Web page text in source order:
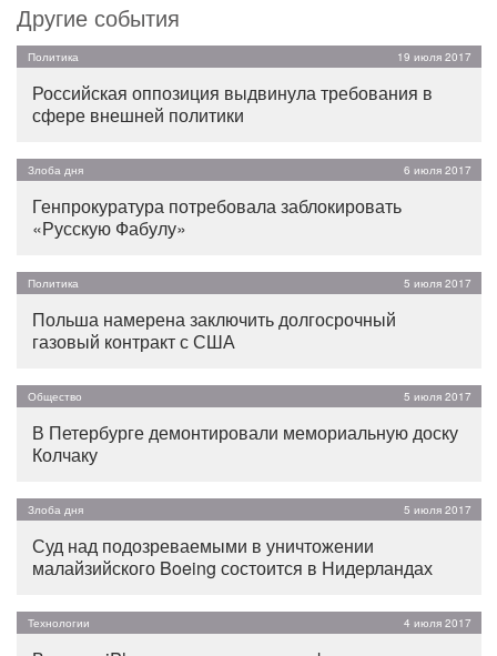
Другие события
Политика 19 июля 2017
Российская оппозиция выдвинула требования в
сфере внешней политики
Злоба дня 6 июля 2017
Генпрокуратура потребовала заблокировать
«Русскую Фабулу»
Политика 5 июля 2017
Польша намерена заключить долгосрочный
газовый контракт с США
Общество 5 июля 2017
В Петербурге демонтировали мемориальную доску
Колчаку
Злоба дня 5 июля 2017
Суд над подозреваемыми в уничтожении
малайзийского Boeing состоится в Нидерландах
Технологии 4 июля 2017